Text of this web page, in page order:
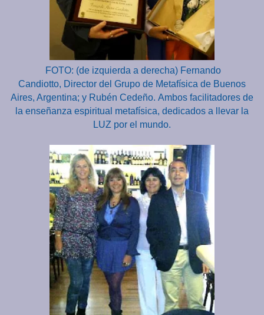
FOTO: (de izquierda a derecha) Fernando
Candiotto, Director del Grupo de Metafísica de Buenos
Aires, Argentina; y Rubén Cedeño. Ambos facilitadores de
la enseñanza espiritual metafísica, dedicados a llevar la
LUZ por el mundo.